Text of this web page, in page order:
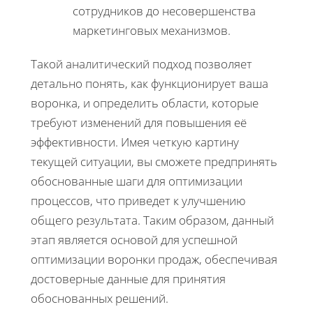
сотрудников до несовершенства
маркетинговых механизмов.
Такой аналитический подход позволяет
детально понять, как функционирует ваша
воронка, и определить области, которые
требуют изменений для повышения её
эффективности. Имея четкую картину
текущей ситуации, вы сможете предпринять
обоснованные шаги для оптимизации
процессов, что приведет к улучшению
общего результата. Таким образом, данный
этап является основой для успешной
оптимизации воронки продаж, обеспечивая
достоверные данные для принятия
обоснованных решений.